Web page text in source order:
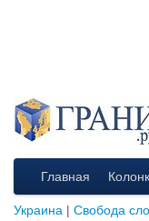
Главная
Украина | Свобода